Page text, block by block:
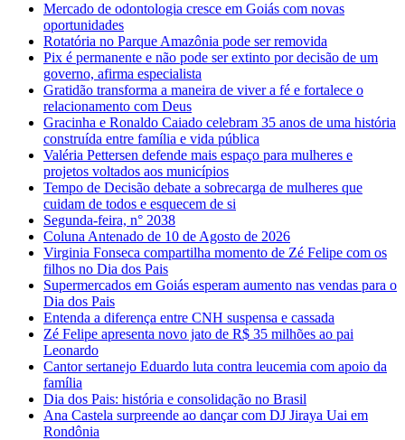
Mercado de odontologia cresce em Goiás com novas
oportunidades
Rotatória no Parque Amazônia pode ser removida
Pix é permanente e não pode ser extinto por decisão de um
governo, afirma especialista
Gratidão transforma a maneira de viver a fé e fortalece o
relacionamento com Deus
Gracinha e Ronaldo Caiado celebram 35 anos de uma história
construída entre família e vida pública
Valéria Pettersen defende mais espaço para mulheres e
projetos voltados aos municípios
Tempo de Decisão debate a sobrecarga de mulheres que
cuidam de todos e esquecem de si
Segunda-feira, n° 2038
Coluna Antenado de 10 de Agosto de 2026
Virginia Fonseca compartilha momento de Zé Felipe com os
filhos no Dia dos Pais
Supermercados em Goiás esperam aumento nas vendas para o
Dia dos Pais
Entenda a diferença entre CNH suspensa e cassada
Zé Felipe apresenta novo jato de R$ 35 milhões ao pai
Leonardo
Cantor sertanejo Eduardo luta contra leucemia com apoio da
família
Dia dos Pais: história e consolidação no Brasil
Ana Castela surpreende ao dançar com DJ Jiraya Uai em
Rondônia